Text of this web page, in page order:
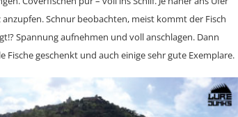
Schnur beobachten, meist kommt der Fisch
Spannung aufnehmen und voll anschlagen. Dann
Fische geschenkt und auch einige sehr gute Exemplare.